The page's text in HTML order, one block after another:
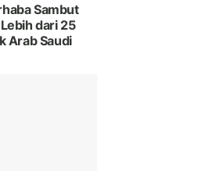
Sambut
dari 25
Arab Saudi